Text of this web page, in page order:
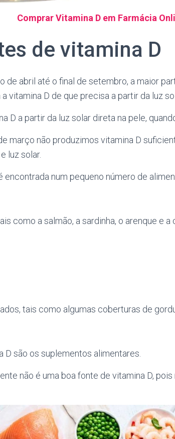
Comprar Vitamina D em Farmácia
de vitamina D
de abril até o final de setembro, a maior
vitamina D de que precisa a partir da luz
D a partir da luz solar direta na pele,
março não produzimos vitamina D
luz solar.
encontrada num pequeno número de
como a salmão, a sardinha, o arenque e a
tais como algumas coberturas de
D são os suplementos alimentares.
não é uma boa fonte de vitamina D,